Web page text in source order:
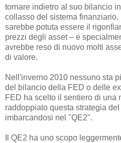
tornare indietro al suo bilancio
collasso del sistema
sarebbe potuta essere il
prezzi degli asset – e
avrebbe reso di nuovo molti
di valore.
Nell'inverno 2010 nessuno sta
del bilancio della FED o delle
FED ha scelto il sentiero di una
raddoppiato questa strategia
imbarcandosi nel "QE2".
Il QE2 ha uno scopo